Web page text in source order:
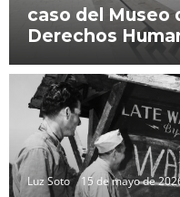
caso del Museo
Derechos
Luz Soto 15 de mayo de